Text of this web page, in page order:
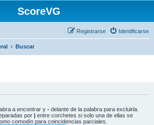
ScoreVG
Identificarse
Registrarse
Buscar
a encontrar y - delante de la palabra para excluirla.
por | entre corchetes si solo una de ellas se
comodín para coincidencias parciales.